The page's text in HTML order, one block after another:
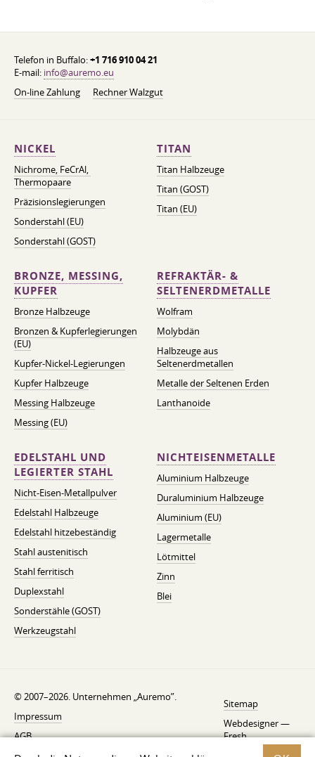
Telefon in Buffalo:+1 716 910 04 21
E-mail: info@auremo.eu
On-line Zahlung
Rechner Walzgut
NICKEL
Nichrome, FeСrAl, ​​
Thermopaare
Präzisionslegierungen
Sonderstahl (EU)
Sonderstahl (GOST)
TITAN
Titan Halbzeuge
Titan (GOST)
Titan (EU)
BRONZE, MESSING,
KUPFER
Bronze Halbzeuge
Bronzen & Kupferlegierungen
(EU)
Kupfer-Nickel-Legierungen
Kupfer Halbzeuge
Messing Halbzeuge
Messing (EU)
REFRAKTÄR- &
SELTENERDMETALLE
Wolfram
Molybdän
Halbzeuge aus
Seltenerdmetallen
Metalle der Seltenen Erden
Lanthanoide
EDELSTAHL UND
LEGIERTER STAHL
Nicht-Eisen-Metallpulver
Edelstahl Halbzeuge
Edelstahl hitzebeständig
Stahl austenitisch
Stahl ferritisch
Duplexstahl
Sonderstähle (GOST)
Werkzeugstahl
NICHTEISENMETALLE
Aluminium Halbzeuge
Duraluminium Halbzeuge
Aluminium (EU)
Lagermetalle
Lötmittel
Zinn
Blei
© 2007–2026. Unternehmen „Auremo”.
Impressum
AGB
Sitemap
Webdesigner —
Fresh